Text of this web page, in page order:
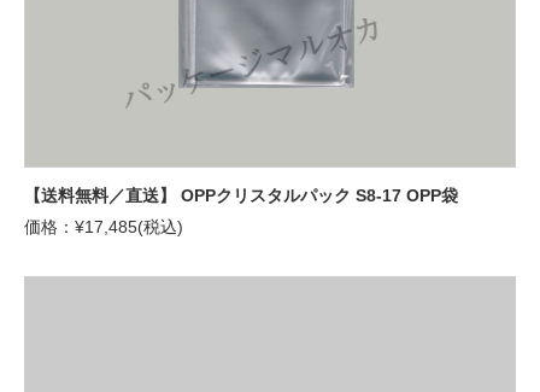
【送料無料／直送】 OPPクリスタルパック S8-17 OPP袋
価格：¥17,485(税込)